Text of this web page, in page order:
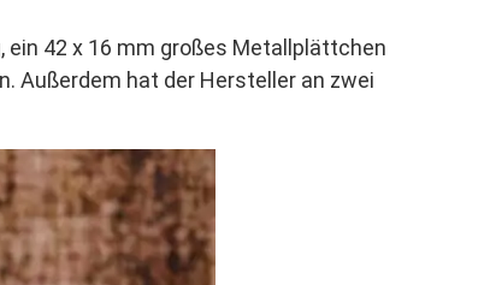
42 x 16 mm großes Metallplättchen
Außerdem hat der Hersteller an zwei